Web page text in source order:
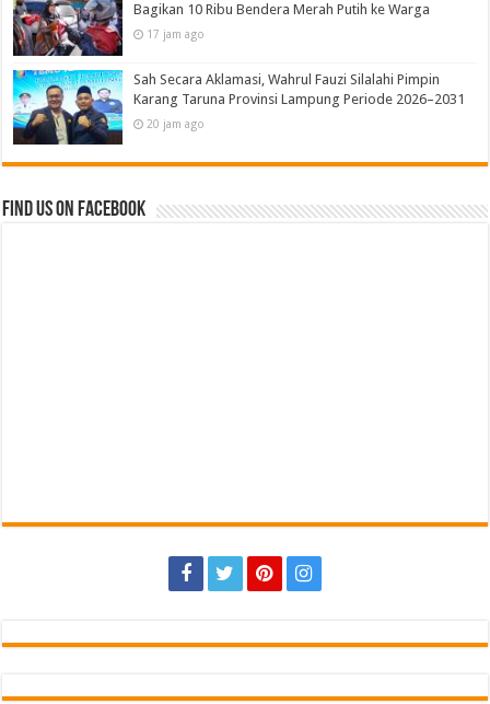
Bagikan 10 Ribu Bendera Merah Putih ke Warga
17 jam ago
Sah Secara Aklamasi, Wahrul Fauzi Silalahi Pimpin
Karang Taruna Provinsi Lampung Periode 2026–2031
20 jam ago
Find us on Facebook